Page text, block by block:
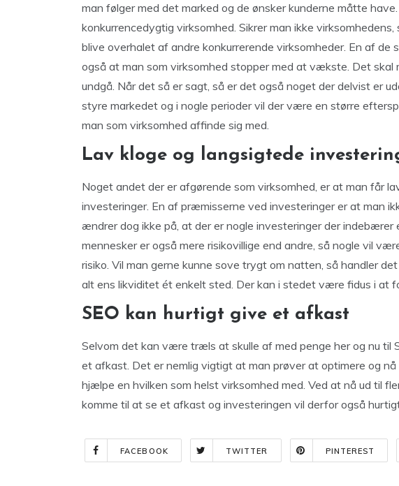
man følger med det marked og de ønsker kunderne måtte
konkurrencedygtig virksomhed. Sikrer man ikke
blive overhalet af andre konkurrerende virksomheder. En af de
også at man som virksomhed stopper med at vækste. Det
undgå. Når det så er sagt, så er det også noget der delvist er
styre markedet og i nogle perioder vil der være en større
man som virksomhed affinde sig med.
Lav kloge og langsigtede
Noget andet der er afgørende som virksomhed, er at man får
investeringer. En af præmisserne ved investeringer er at man
ændrer dog ikke på, at der er nogle investeringer der indebærer
mennesker er også mere risikovillige end andre, så nogle vil
risiko. Vil man gerne kunne sove trygt om natten, så handler
alt ens likviditet ét enkelt sted. Der kan i stedet være fidus i at
SEO kan hurtigt give et afkast
Selvom det kan være træls at skulle af med penge her og nu til
et afkast. Det er nemlig vigtigt at man prøver at optimere og nå
hjælpe en hvilken som helst virksomhed med. Ved at nå ud til
komme til at se et afkast og investeringen vil derfor også
FACEBOOK TWITTER PINTEREST